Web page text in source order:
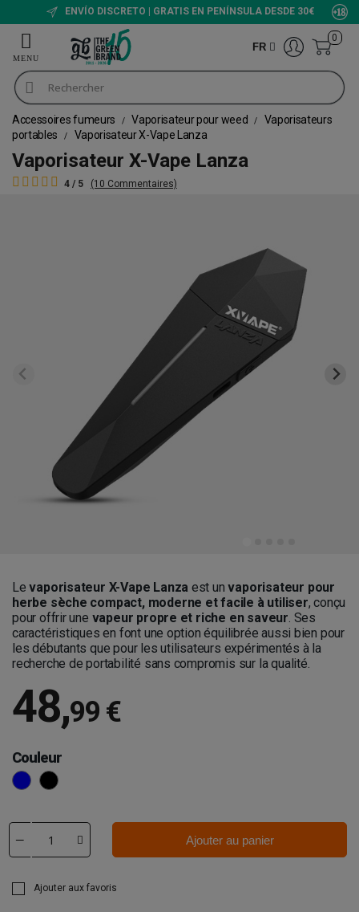
ENVÍO DISCRETO | GRATIS EN PENÍNSULA DESDE 30€
FR
0
Accessoires fumeurs Vaporisateur pour weed
Vaporisateurs
portables
Vaporisateur X-Vape Lanza
Vaporisateur X-Vape Lanza
4 / 5 (10 Commentaires)
Levaporisateur X-Vape Lanza est unvaporisateur pour
herbe sèche compact, moderne et facile à utiliser, conçu
pour offrir une vapeur propre et riche en saveur. Ses
caractéristiques en font une option équilibrée aussi bien pour
les débutants que pour les utilisateurs expérimentés à la
recherche de portabilité sans compromis sur la qualité.
48,99 €
Couleur
Bleu Noir
Ajouter au panier
Ajouter aux favoris